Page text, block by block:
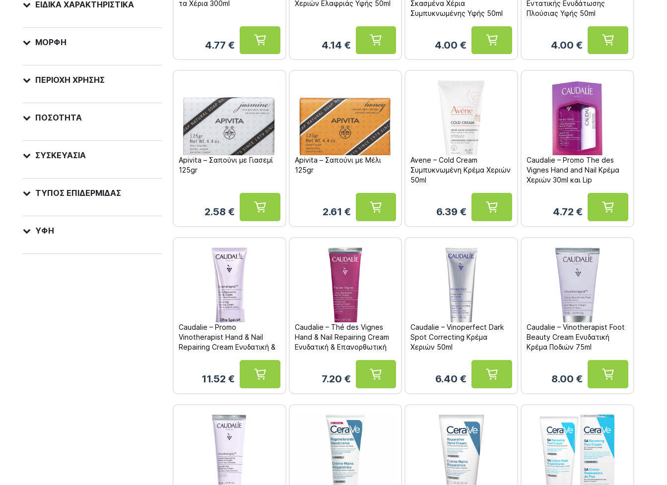
ΕΙΔΙΚΆ ΧΑΡΑΚΤΗΡΙΣΤΙΚΆ
ΜΟΡΦΉ
ΠΕΡΙΟΧΉ ΧΡΉΣΗΣ
ΠΟΣΌΤΗΤΑ
ΣΥΣΚΕΥΑΣΊΑ
ΤΎΠΟΣ ΕΠΙΔΕΡΜΊΔΑΣ
ΥΦΉ
τα Χέρια 300ml
4.77 €
Χεριών Ελαφριάς Υφής 50ml
4.14 €
Σκασμένα Χέρια
Συμπυκνωμένης Υφής 50ml
4.00€
Εντατικής Ενυδάτωσης
Πλούσιας Υφής 50ml
4.00 €
Apivita – Σαπούνι με Γιασεμί
125gr
2.58 €
Apivita – Σαπούνι με Μέλι
125gr
2.61 €
Avene – Cold Cream
Συμπυκνωμένη Κρέμα Χεριών
50ml
6.39€
Caudalie – Promo The des
Vignes Hand and Nail Kρέμα
Χεριών 30ml και Lip
4.72 €
Caudalie – Promo
Vinotherapist Hand & Nail
Repairing Cream Ενυδατική &
11.52 €
Caudalie – Thé des Vignes
Hand & Nail Repairing Cream
Ενυδατική & Επανορθωτική
7.20 €
Caudalie – Vinoperfect Dark
Spot Correcting Κρέμα
Χεριών 50ml
6.40€
Caudalie – Vinotherapist Foot
Beauty Cream Ενυδατική
Κρέμα Ποδιών 75ml
8.00 €